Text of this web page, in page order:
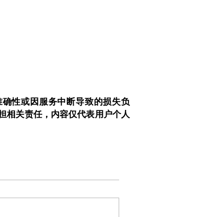
性或因服务中断导致的损失负
相关责任，内容仅代表用户个人